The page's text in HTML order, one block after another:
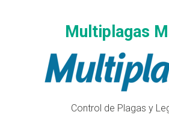
Multiplagas
Control de Plagas y